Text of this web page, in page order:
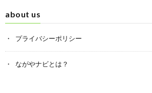
about us
プライバシーポリシー
ながやナビとは？